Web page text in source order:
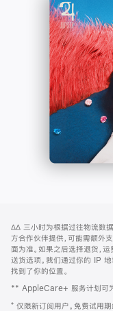
解
-
Apple
Music
中
打
开)
页
页
脚
注
∆∆ 三小时为根据过往物流数
方合作伙伴提供，可能需额外
面为准。如果之后选择退货，运
送货选项。我们通过你的 IP
找到了你的位置。
** AppleCare+ 服务计划可为
⁺ 仅限新订阅用户。免费试用